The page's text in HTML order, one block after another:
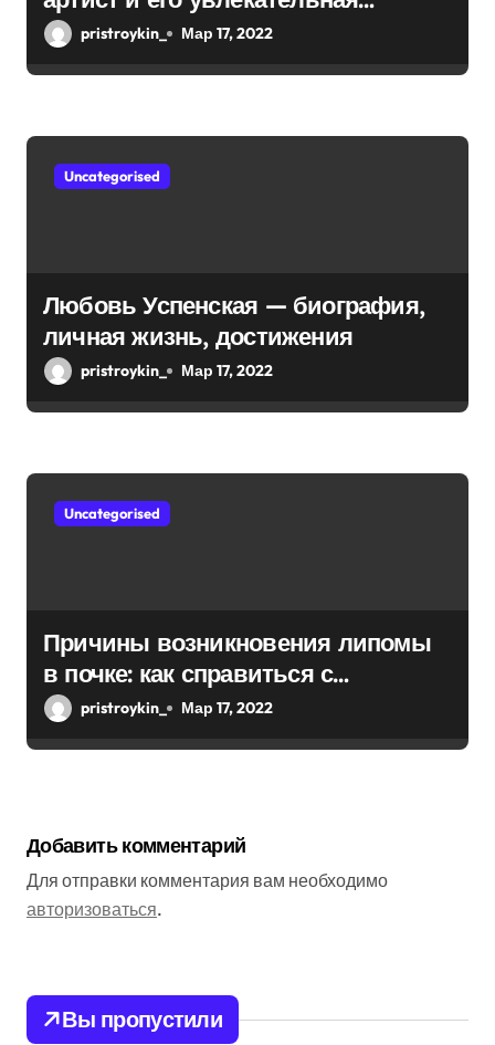
и
с
м
биография — выдающиеся
pristroykin_ Мар 17, 2022
Uncategorised
Любовь Успенская — биография,
личная жизнь, достижения
pristroykin_ Мар 17, 2022
Uncategorised
Причины возникновения липомы
в почке: как справиться с
болезнью
pristroykin_ Мар 17, 2022
Добавить комментарий
Для отправки комментария вам необходимо
авторизоваться.
Вы пропустили